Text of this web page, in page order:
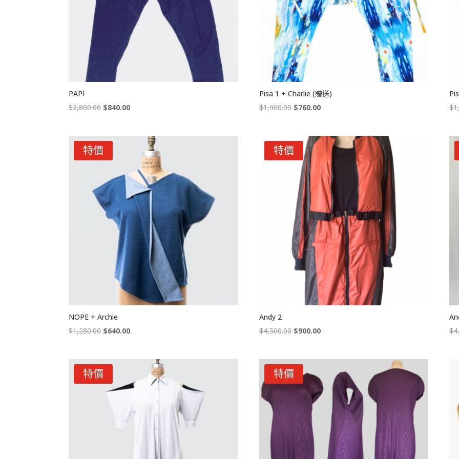
PAPI
$2,800.00 Original
was:
$2,800.00.
$840.00Current
is:
$840.00.
Pisa 1 + Charlie (贈送)
$1,900.00 Original
$1,900.00.
$760.00Current
is:
$760.00.
$
特價
NOPE + Archie
$1,280.00 Original
$1,280.00.
$640.00Current
$640.00.
特價
Andy 2
$4,500.00 Original
$4,500.00.
$900.00Current
$900.00.
$
特價 特價